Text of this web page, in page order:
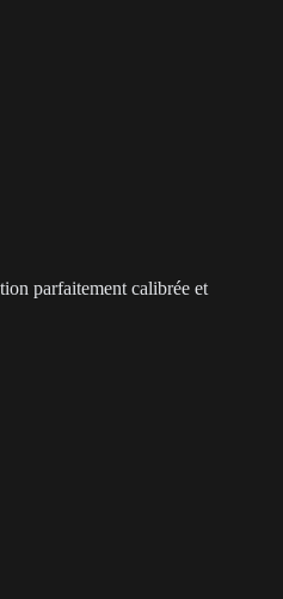
parfaitement calibrée et